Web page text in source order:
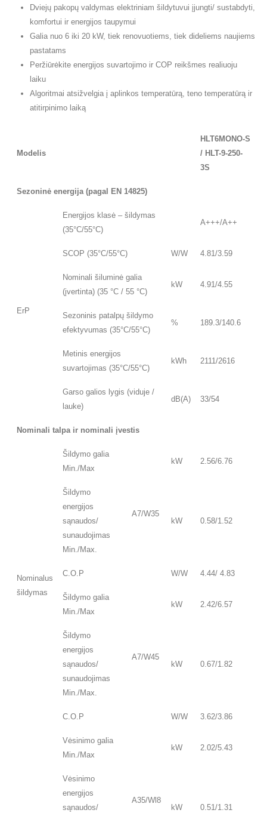
Dviejų pakopų valdymas elektriniam šildytuvui įjungti/ sustabdyti,
komfortui ir energijos taupymui
Galia nuo 6 iki 20 kW, tiek renovuotiems, tiek dideliems naujiems
pastatams
Peržiūrėkite energijos suvartojimo ir COP reikšmes realiuoju
laiku
Algoritmai atsižvelgia į aplinkos temperatūrą, teno temperatūrą ir
atitirpinimo laiką
Modelis
HLT6MONO-S
/ HLT-9-250-
3S
Sezoninė energija (pagal EN 14825)
ErP
Energijos klasė – šildymas
(35°C/55°C)
A+++/A++
SCOP (35°C/55°C) W/W 4.81/3.59
Nominali šiluminė galia
(įvertinta) (35 °C / 55 °C)
kW 4.91/4.55
Sezoninis patalpų šildymo
efektyvumas (35°C/55°C)
% 189.3/140.6
Metinis energijos
suvartojimas (35°C/55°C)
kWh 2111/2616
Garso galios lygis (viduje /
lauke)
dB(A) 33/54
Nominali talpa ir nominali įvestis
Nominalus
šildymas
Šildymo galia
Min./Max
A7/W35
kW 2.56/6.76
Šildymo
energijos
sąnaudos/
sunaudojimas
Min./Max.
kW 0.58/1.52
C.O.P W/W 4.44/ 4.83
Šildymo galia
Min./Max
A7/W45
kW 2.42/6.57
Šildymo
energijos
sąnaudos/
sunaudojimas
Min./Max.
kW 0.67/1.82
C.O.P W/W 3.62/3.86
Vėsinimo galia
Min./Max
A35/Wl8
kW 2.02/5.43
Vėsinimo
energijos
sąnaudos/
kW 0.51/1.31